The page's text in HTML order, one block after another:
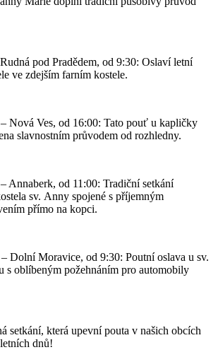
pod Pradědem, od 9:30: Oslaví letní
ve zdejším farním kostele.
– Nová Ves, od 16:00: Tato pouť u kapličky
slavnostním průvodem od rozhledny.
Annaberk, od 11:00: Tradiční setkání
sv. Anny spojené s příjemným
přímo na kopci.
Dolní Moravice, od 9:30: Poutní oslava u sv.
s oblíbeným požehnáním pro automobily
setkání, která upevní pouta v našich obcích
dnů!